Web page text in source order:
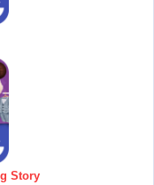
Story